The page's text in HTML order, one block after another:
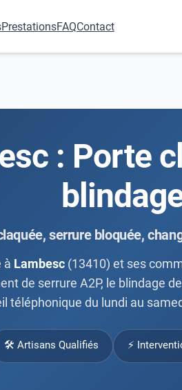
PrestationsFAQContact
: Porte
serrure bloquée,
à Lambesc (13410) et ses
de serrure A2P, le blindage
téléphonique du lundi au
🛠 Artisans Qualifiés ⚡